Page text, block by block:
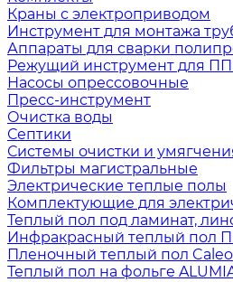
Краны с электроприводом
Инструмент для монтажа
Аппараты для сварки
Режущий инструмент для
Насосы опрессовочные
Пресс-инструмент
Очистка воды
Септики
Системы очистки и
Фильтры магистральные
Электрические теплые полы
Комплектующие для
Теплый пол под ламинат,
Инфракрасный теплый пол
Пленочный теплый пол Caleo
Теплый пол на фольге